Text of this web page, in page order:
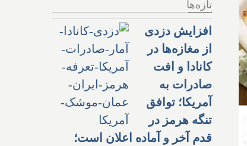
تازه‌ها
افزایش دزدی
از مغازه‌ها در
کانادا و افت
صادرات به
آمریکا؛ توافق
تنگه هرمز در
قدم آخر و آماده اعلان است؛